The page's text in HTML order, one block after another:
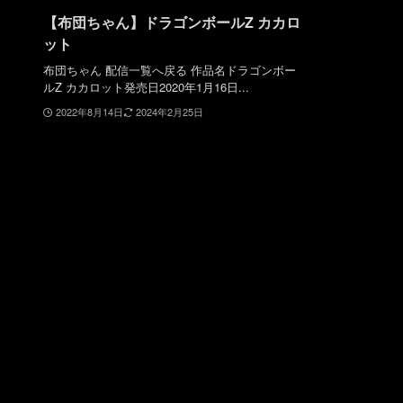
【布団ちゃん】ドラゴンボールZ カカロ
ット
布団ちゃん 配信一覧へ戻る 作品名ドラゴンボー
ルZ カカロット発売日2020年1月16日...
2022年8月14日 2024年2月25日